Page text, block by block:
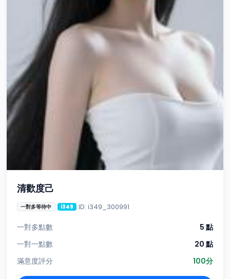
清歡度己
一對多等待中 i349 ID: i349_300991
一對多點數
5 點
一對一點數
20 點
滿意度評分
100分